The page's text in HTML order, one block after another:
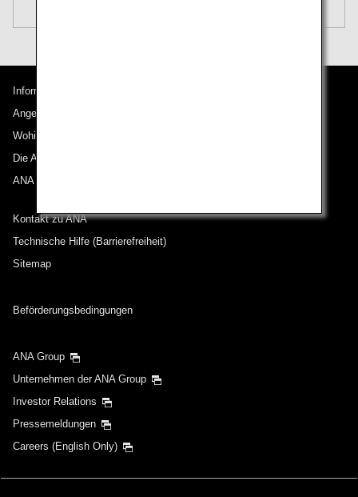
Transitflughäfen und Uhrzeit für den Umstieg
hinzufügen
Rückreise
Wählen Sie das Datum aus
Keine angegebenen Zeiten
Transitflughäfen und Uhrzeit für den Umstieg
suchen
Informationen zu ANA
Angebote und Ankündigungen
Wohin wir reisen
Die ANA Experience
ANA Mileage Club
Kontakt zu ANA
Technische Hilfe (Barrierefreiheit)
Sitemap
Beförderungsbedingungen
ANA Group
Unternehmen der ANA Group
Investor Relations
Pressemeldungen
Careers (English Only)